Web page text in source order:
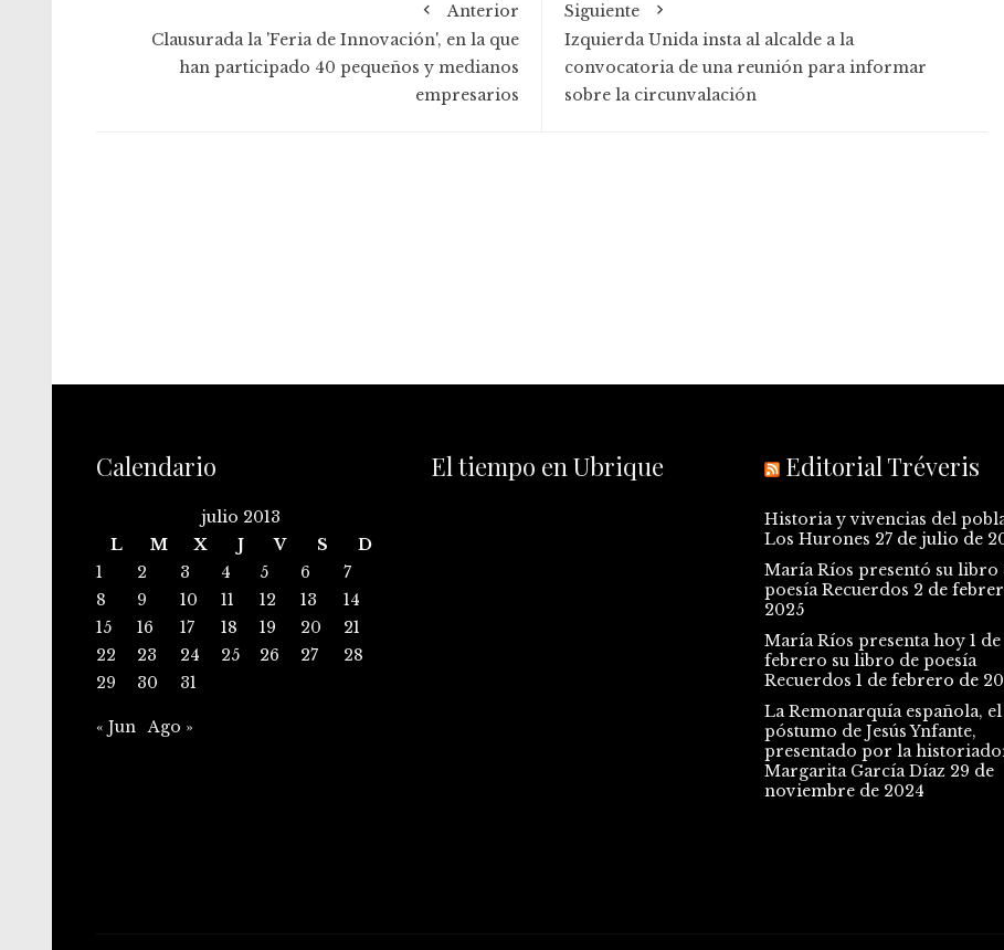
Anterior
Clausurada la 'Feria de Innovación', en la que
han participado 40 pequeños y medianos
empresarios
Siguiente
Izquierda Unida insta al alcalde a la
convocatoria de una reunión para informar
sobre la circunvalación
Calendario
julio 2013
L
M X J V S
D
1
2 3 4 5 6
7
8
9 10 11 12 13
14
15
16 17 18 19 20
21
22
23 24 25 26 27
28
29
30 31
« Jun Ago »
El tiempo en Ubrique Editorial Tréveris
Historia y vivencias del
Los Hurones 27 de julio de
María Ríos presentó su libro
poesía Recuerdos 2 de
2025
María Ríos presenta hoy 1 de
febrero su libro de poesía
Recuerdos 1 de febrero de
La Remonarquía española,
póstumo de Jesús Ynfante,
presentado por la
Margarita García Díaz 29 de
noviembre de 2024